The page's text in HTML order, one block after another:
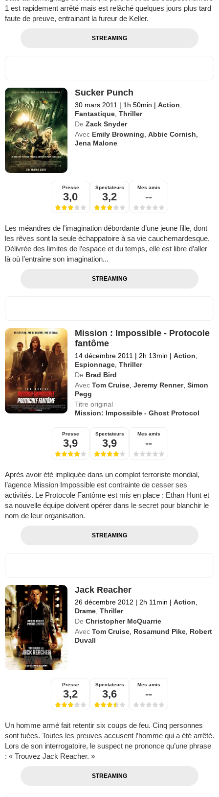
1 est rapidement arrêté mais est relâché quelques jours plus tard
faute de preuve, entrainant la fureur de Keller.
STREAMING
Sucker Punch
30 mars 2011 | 1h 50min | Action,
Fantastique,Thriller
De Zack Snyder
Avec Emily Browning,Abbie Cornish,
Jena Malone
Presse
3,0
Spectateurs
3,2
Mes amis
--
Les méandres de l’imagination débordante d’une jeune fille, dont
les rêves sont la seule échappatoire à sa vie cauchemardesque.
Délivrée des limites de l’espace et du temps, elle est libre d’aller
là où l’entraîne son imagination...
STREAMING
Mission : Impossible - Protocole
fantôme
14 décembre 2011 | 2h 13min | Action,
Espionnage,Thriller
De Brad Bird
Avec Tom Cruise,Jeremy Renner,Simon
Pegg
Titre original
Mission: Impossible - Ghost Protocol
Presse
3,9
Spectateurs
3,9
Mes amis
--
Après avoir été impliquée dans un complot terroriste mondial,
l’agence Mission Impossible est contrainte de cesser ses
activités. Le Protocole Fantôme est mis en place : Ethan Hunt et
sa nouvelle équipe doivent opérer dans le secret pour blanchir le
nom de leur organisation.
STREAMING
Jack Reacher
26 décembre 2012 | 2h 11min | Action,
Drame,Thriller
De Christopher McQuarrie
Avec Tom Cruise, Rosamund Pike, Robert
Duvall
Presse
3,2
Spectateurs
3,6
Mes amis
--
Un homme armé fait retentir six coups de feu. Cinq personnes
sont tuées. Toutes les preuves accusent l’homme qui a été arrêté.
Lors de son interrogatoire, le suspect ne prononce qu’une phrase
: « Trouvez Jack Reacher. »
STREAMING